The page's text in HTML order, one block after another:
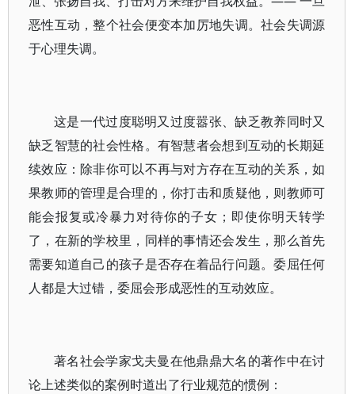
恶性互动，整个社会便变本加厉地失调。社会失调源
于心理失调。
这是一代过度聪明又过度嚣张、缺乏教养同时又
缺乏智慧的社会性格。有智慧者会想到互动的长期延
续效应：除非你可以不再与对方存在互动的关系，如
果教师的管理是合理的，你打击和质疑他，则教师可
能会报复或冷暴力对待你的子女；即使你明天转学
了，在新的学校里，同样的事情还会发生，那么首先
需要知道自己的孩子是否存在着品行问题。委屈任何
人都是大过错，委屈会形成恶性的互动效应。
著名社会学家戈夫曼在他鼎鼎大名的著作中在讨
论上述类似的案例时道出了行业规范的惯例：